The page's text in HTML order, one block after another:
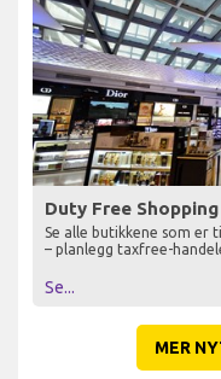
Duty Free
Se alle butikkene som er
– planlegg taxfree-
Se...
MER